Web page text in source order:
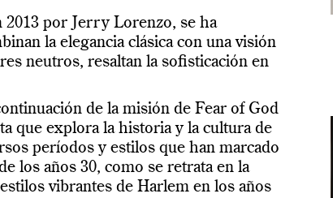
2013 por Jerry Lorenzo, se ha
la elegancia clásica con una visión
neutros, resaltan la sofisticación en
de la misión de Fear of God
que explora la historia y la cultura de
períodos y estilos que han marcado
los años 30, como se retrata en la
vibrantes de Harlem en los años